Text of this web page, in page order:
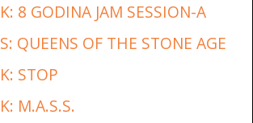
K: 8 GODINA JAM SESSION-A
S: QUEENS OF THE STONE AGE
K: STOP
K: M.A.S.S.